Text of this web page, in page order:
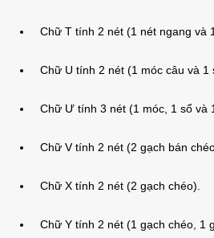
Chữ T tính 2 nét (1 nét ngang và
Chữ U tính 2 nét (1 móc câu và 1
Chữ Ư tính 3 nét (1 móc, 1 sổ và
Chữ V tính 2 nét (2 gạch bán
Chữ X tính 2 nét (2 gạch chéo).
Chữ Y tính 2 nét (1 gạch chéo, 1